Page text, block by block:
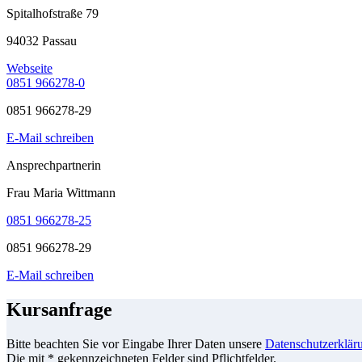
Spitalhofstraße 79
94032 Passau
Webseite
0851 966278-0
0851 966278-29
E-Mail schreiben
Ansprechpartnerin
Frau Maria Wittmann
0851 966278-25
0851 966278-29
E-Mail schreiben
Kursanfrage
Bitte beachten Sie vor Eingabe Ihrer Daten unsere
Die mit * gekennzeichneten Felder sind Pflichtfelder.